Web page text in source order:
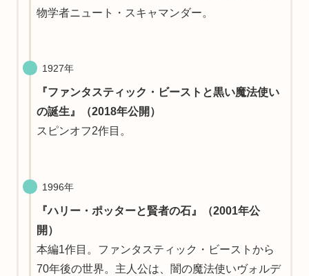
物学者ニュート・スキャマンダー。
1927年
『ファンタスティック・ビーストと黒い魔法使い
の誕生』（2018年公開）
スピンオフ2作目。
1996年
『ハリー・ポッターと賢者の石』（2001年公
開）
本編1作目。ファンタスティック・ビーストから
70年後の世界。主人公は、闇の魔法使いヴォルデ